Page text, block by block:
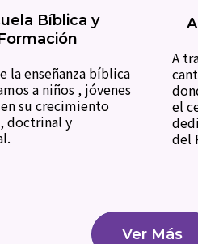
Bíblica y
la enseñanza bíblica
a niños , jóvenes
su crecimiento
doctrinal y
A
el
del
Ver Más